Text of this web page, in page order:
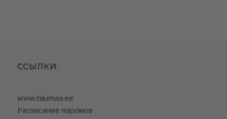
ССЫЛКИ:
www.hiiumaa.ee
Расписание паромов